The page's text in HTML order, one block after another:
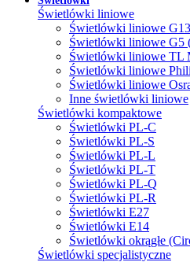
Świetlówki liniowe
Świetlówki liniowe
Świetlówki liniowe G5
Świetlówki liniowe TL
Świetlówki liniowe
Świetlówki liniowe
Inne świetlówki liniowe
Świetlówki kompaktowe
Świetlówki PL-C
Świetlówki PL-S
Świetlówki PL-L
Świetlówki PL-T
Świetlówki PL-Q
Świetlówki PL-R
Świetlówki E27
Świetlówki E14
Świetlówki okrągłe
Świetlówki specjalistyczne